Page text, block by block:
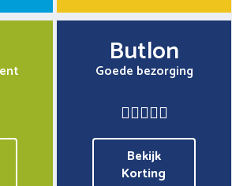
Butlon
Goede bezorging
Bekijk
Korting